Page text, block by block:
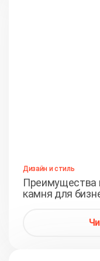
Дизайн и стиль
Преимущества
камня для